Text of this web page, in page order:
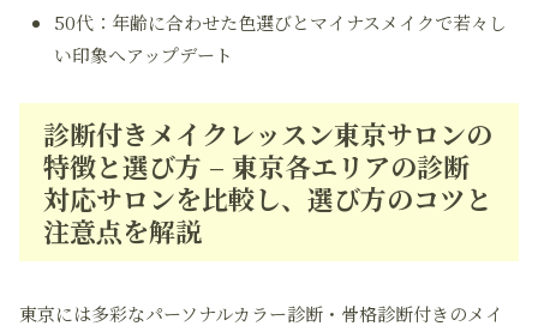
50代：年齢に合わせた色選びとマイナスメイクで若々し
い印象へアップデート
診断付きメイクレッスン東京サロンの
特徴と選び方 – 東京各エリアの診断
対応サロンを比較し、選び方のコツと
注意点を解説
東京には多彩なパーソナルカラー診断・骨格診断付きのメイ